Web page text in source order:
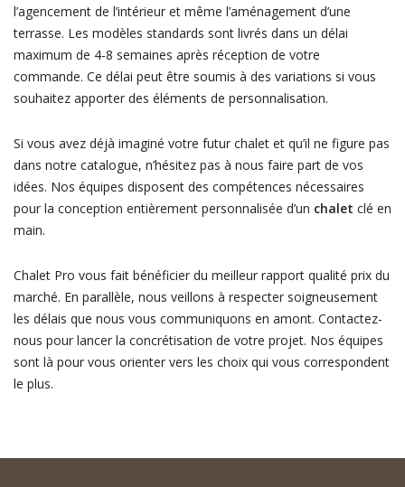
l’agencement de l’intérieur et même l’aménagement d’une
terrasse. Les modèles standards sont livrés dans un délai
maximum de 4-8 semaines après réception de votre
commande. Ce délai peut être soumis à des variations si vous
souhaitez apporter des éléments de personnalisation.
Si vous avez déjà imaginé votre futur chalet et qu’il ne figure pas
dans notre catalogue, n’hésitez pas à nous faire part de vos
idées. Nos équipes disposent des compétences nécessaires
pour la conception entièrement personnalisée d’un chalet clé en
main.
Chalet Pro vous fait bénéficier du meilleur rapport qualité prix du
marché. En parallèle, nous veillons à respecter soigneusement
les délais que nous vous communiquons en amont. Contactez-
nous pour lancer la concrétisation de votre projet. Nos équipes
sont là pour vous orienter vers les choix qui vous correspondent
le plus.